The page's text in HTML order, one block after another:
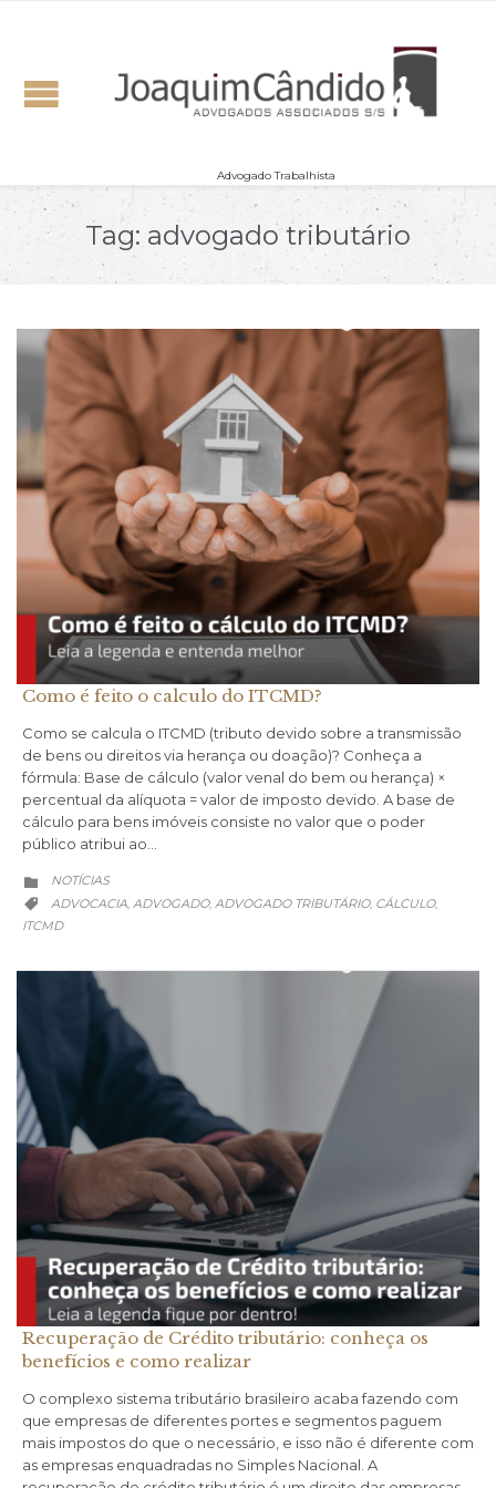
Advogado Trabalhista
Tag: advogado tributário
Como é feito o calculo do ITCMD?
Como se calcula o ITCMD (tributo devido sobre a transmissão
de bens ou direitos via herança ou doação)? Conheça a
fórmula: Base de cálculo (valor venal do bem ou herança) ×
percentual da alíquota = valor de imposto devido. A base de
cálculo para bens imóveis consiste no valor que o poder
público atribui ao…
 CATEGORY
NOTÍCIAS
 CATEGORY
ADVOCACIA, ADVOGADO, ADVOGADO TRIBUTÁRIO, CÁLCULO,
ITCMD
Recuperação de Crédito tributário: conheça os
benefícios e como realizar
O complexo sistema tributário brasileiro acaba fazendo com
que empresas de diferentes portes e segmentos paguem
mais impostos do que o necessário, e isso não é diferente com
as empresas enquadradas no Simples Nacional. A